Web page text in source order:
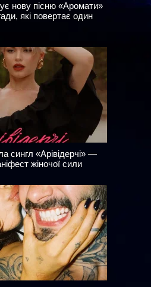
нову пісню «Аромати»
які повертає один
сингл «Арівідерчі» —
жіночої сили